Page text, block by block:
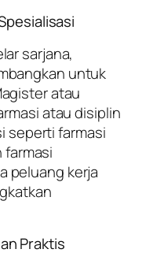
sarjana,
untuk
atau
atau disiplin
seperti farmasi
farmasi
peluang kerja
Praktis